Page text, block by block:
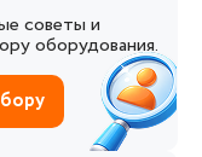
советы и
оборудования.